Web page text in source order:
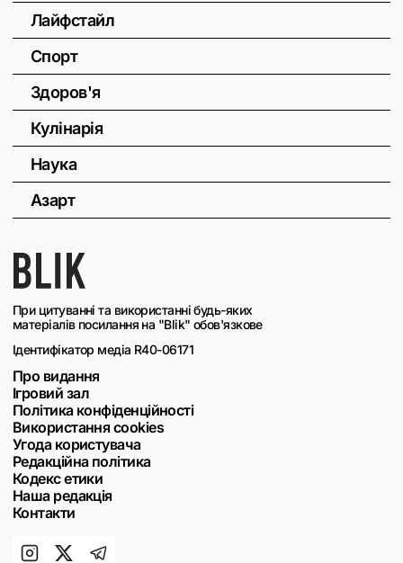
При цитуванні та використанні будь-яких
матеріалів посилання на "Blik" обов'язкове
Ідентифікатор медіа R40-06171
Про видання
Ігровий зал
Політика конфіденційності
Використання cookies
Угода користувача
Редакційна політика
Кодекс етики
Наша редакція
Контакти
Лайфстайл
Спорт
Здоров'я
Кулінарія
Наука
Азарт